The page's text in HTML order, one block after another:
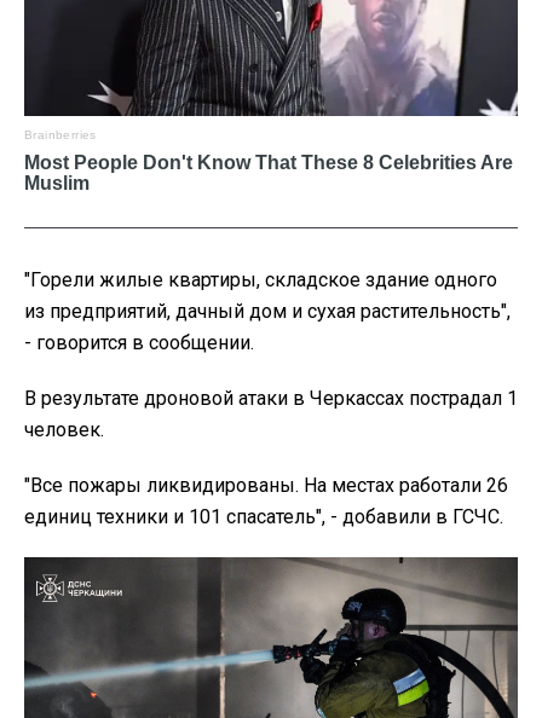
"Горели жилые квартиры, складское здание одного
из предприятий, дачный дом и сухая растительность",
- говорится в сообщении.
В результате дроновой атаки в Черкассах пострадал 1
человек.
"Все пожары ликвидированы. На местах работали 26
единиц техники и 101 спасатель", - добавили в ГСЧС.